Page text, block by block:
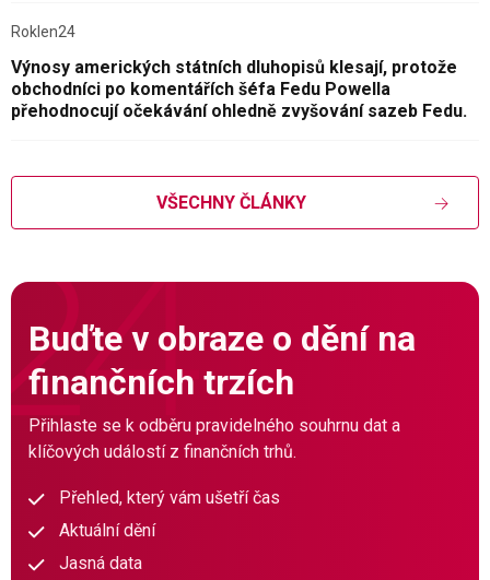
Roklen24
Výnosy amerických státních dluhopisů klesají, protože
obchodníci po komentářích šéfa Fedu Powella
přehodnocují očekávání ohledně zvyšování sazeb Fedu.
VŠECHNY ČLÁNKY
Buďte v obraze o dění na
finančních trzích
Přihlaste se k odběru pravidelného souhrnu dat a
klíčových událostí z finančních trhů.
Přehled, který vám ušetří čas
Aktuální dění
Jasná data